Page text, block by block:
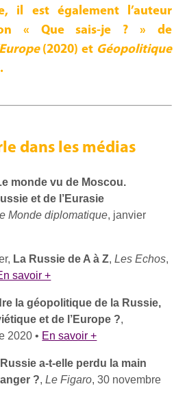
il est également l’auteur
« Que sais-je ? » de
(2020) et Géopolitique
dans les médias
monde vu de Moscou.
et de l’Eurasie
Monde diplomatique, janvier
La Russie de A à Z,Les Echos,
savoir +
la géopolitique de la Russie,
et de l’Europe ?,
2020 • En savoir +
a-t-elle perdu la main
?,Le Figaro, 30 novembre